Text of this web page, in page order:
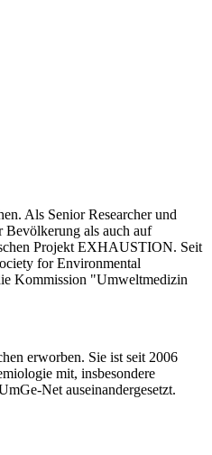
Als Senior Researcher und
als auch auf
Projekt EXHAUSTION. Seit
for Environmental
Kommission "Umweltmedizin
erworben. Sie ist seit 2006
mit, insbesondere
Net auseinandergesetzt.